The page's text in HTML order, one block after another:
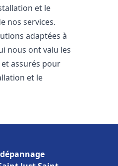
et le
nos services.
adaptées à
nous ont valu les
assurés pour
et le